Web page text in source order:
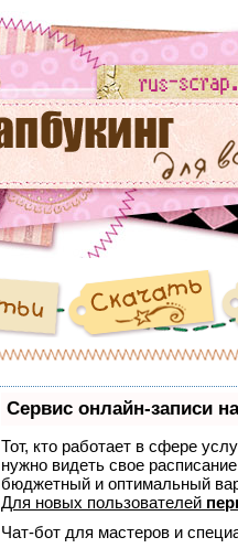
Сервис онлайн-записи
Тот, кто работает в сфере
нужно видеть свое
бюджетный и оптимальный
Для новых пользователей
Чат-бот для мастеров и